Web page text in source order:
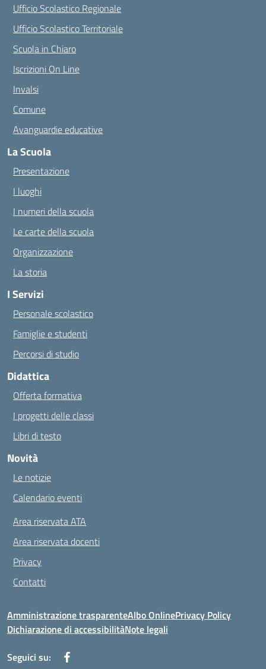
Ufficio Scolastico Regionale
Ufficio Scolastico Territoriale
Scuola in Chiaro
Iscrizioni On Line
Invalsi
Comune
Avanguardie educative
La Scuola
Presentazione
I luoghi
I numeri della scuola
Le carte della scuola
Organizzazione
La storia
I Servizi
Personale scolastico
Famiglie e studenti
Percorsi di studio
Didattica
Offerta formativa
I progetti delle classi
Libri di testo
Novità
Le notizie
Calendario eventi
Area riservata ATA
Area riservata docenti
Privacy
Contatti
Amministrazione trasparenteAlbo OnlinePrivacy Policy
Dichiarazione di accessibilitàNote legali
Seguici su: